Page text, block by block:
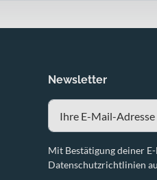
Newsletter
Mit Bestätigung deiner
Datenschutzrichtlinien